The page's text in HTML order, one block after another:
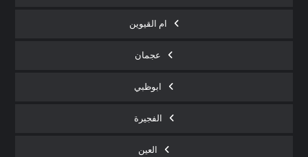
ام القيوين
عجمان
ابوظبي
الفجيرة
العين